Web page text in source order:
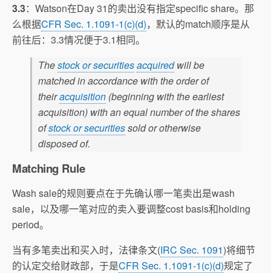
3.3：Watson在Day 31的卖出没有指定specific share。那
么根据CFR Sec. 1.1091-1(c)(d)，默认的match顺序是从
前往后：3.3情况便于3.1相同。
Thestock or securitiesacquiredwill be
matched in accordance with the order of
theiracquisition (beginning with the earliest
acquisition) with an equal number of the shares
ofstock or securitiessold or otherwise
disposed of.
Matching Rule
Wash sale的规则要点在于先确认哪一笔卖出是wash
sale，以及哪一笔对应的卖入要调整cost basis和holding
period。
当有多笔卖出和买入时，法律条文(IRC Sec. 1091)将细节
的认定交给财政部，于是CFR Sec. 1.1091-1(c)(d)规定了